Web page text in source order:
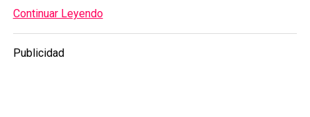
Continuar Leyendo
Publicidad